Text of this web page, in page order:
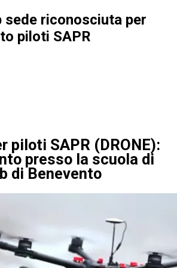
sede riconosciuta per
piloti SAPR
piloti SAPR (DRONE):
presso la scuola di
di Benevento